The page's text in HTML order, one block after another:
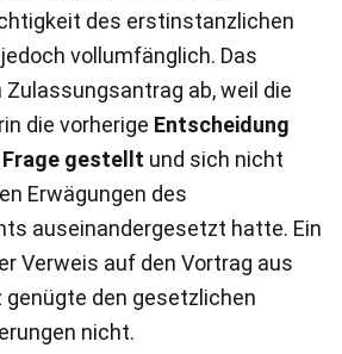
des erstinstanzlichen
vollumfänglich. Das
ab, weil die
die vorherige Entscheidung
gestellt und sich nicht
Erwägungen des
auseinandergesetzt hatte. Ein
Verweis auf den Vortrag aus
den gesetzlichen
nicht.